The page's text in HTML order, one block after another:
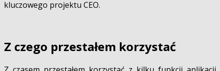
kluczowego projektu CEO.
Z czego przestałem korzystać